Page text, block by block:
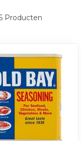
Producten